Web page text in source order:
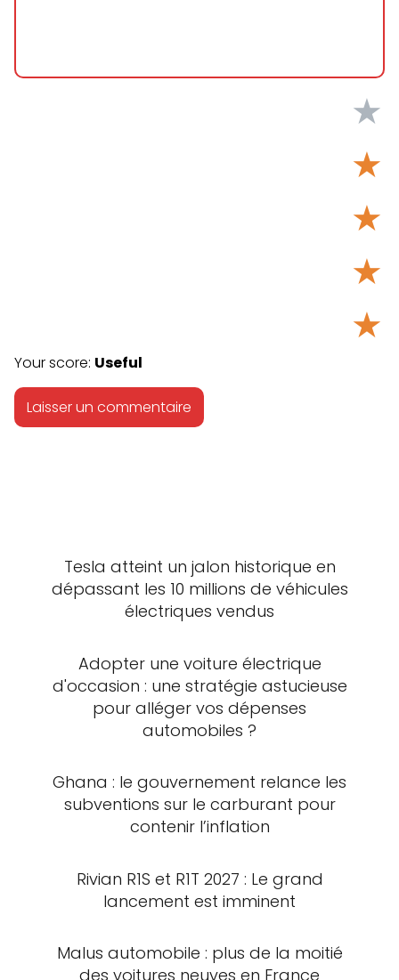
★
★
★
★
★
Your score: Useful
Tesla atteint un jalon historique en
dépassant les 10 millions de véhicules
électriques vendus
Adopter une voiture électrique
d'occasion : une stratégie astucieuse
pour alléger vos dépenses
automobiles ?
Ghana : le gouvernement relance les
subventions sur le carburant pour
contenir l’inflation
Rivian R1S et R1T 2027 : Le grand
lancement est imminent
Malus automobile : plus de la moitié
des voitures neuves en France